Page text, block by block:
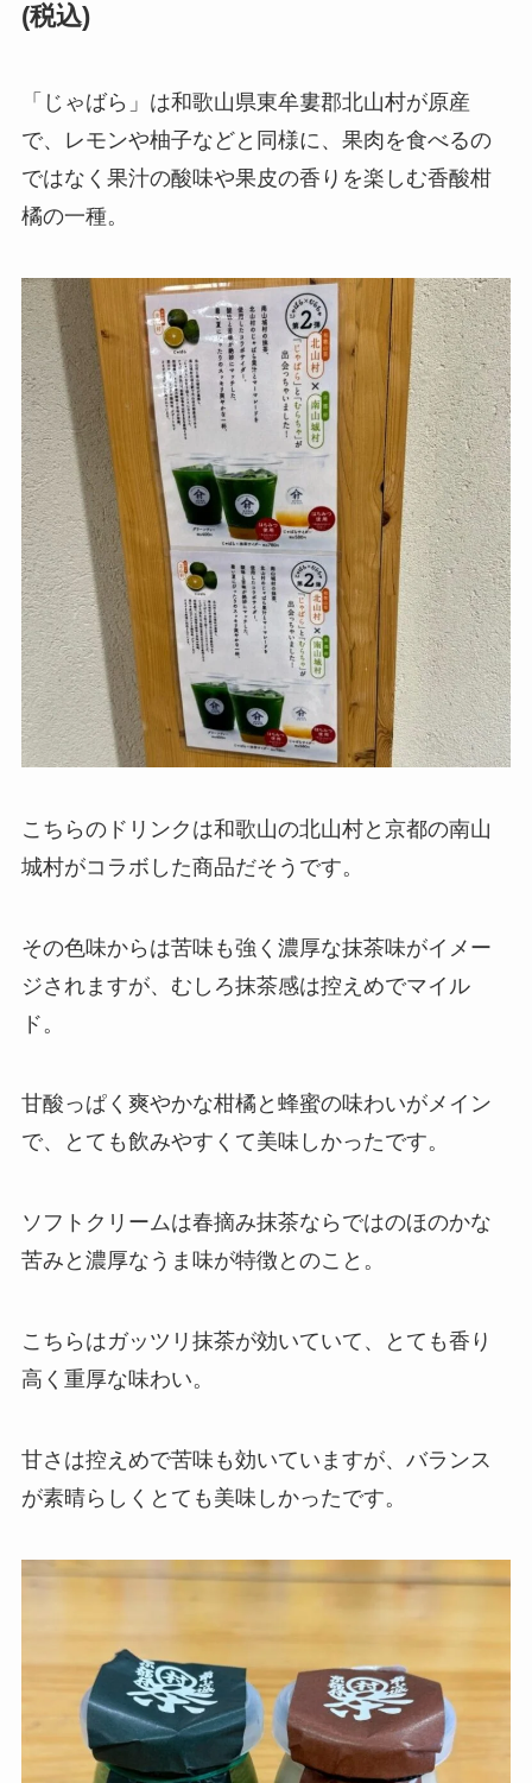
(税込)
「じゃばら」は和歌山県東牟婁郡北山村が原産
で、レモンや柚子などと同様に、果肉を食べるの
ではなく果汁の酸味や果皮の香りを楽しむ香酸柑
橘の一種。
こちらのドリンクは和歌山の北山村と京都の南山
城村がコラボした商品だそうです。
その色味からは苦味も強く濃厚な抹茶味がイメー
ジされますが、むしろ抹茶感は控えめでマイル
ド。
甘酸っぱく爽やかな柑橘と蜂蜜の味わいがメイン
で、とても飲みやすくて美味しかったです。
ソフトクリームは春摘み抹茶ならではのほのかな
苦みと濃厚なうま味が特徴とのこと。
こちらはガッツリ抹茶が効いていて、とても香り
高く重厚な味わい。
甘さは控えめで苦味も効いていますが、バランス
が素晴らしくとても美味しかったです。